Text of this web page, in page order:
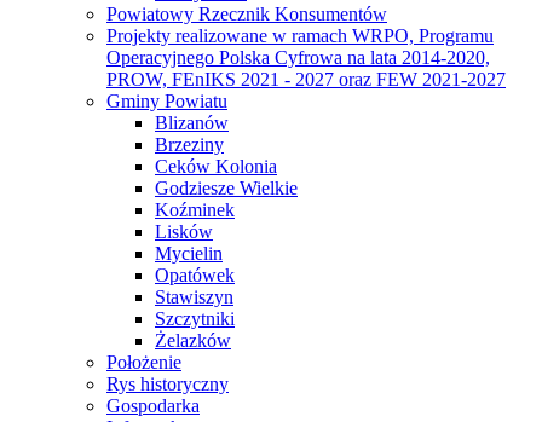
Powiatowy Rzecznik Konsumentów
Projekty realizowane w ramach WRPO, Programu
Operacyjnego Polska Cyfrowa na lata 2014-2020,
PROW, FEnIKS 2021 - 2027 oraz FEW 2021-2027
Gminy Powiatu
Blizanów
Brzeziny
Ceków Kolonia
Godziesze Wielkie
Koźminek
Lisków
Mycielin
Opatówek
Stawiszyn
Szczytniki
Żelazków
Położenie
Rys historyczny
Gospodarka